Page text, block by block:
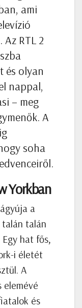
ami
RTL 2
és olyan
nappal,
– meg
A
soha
Yorkban
a
talán
hat fős,
i életét
A
elemévé
és